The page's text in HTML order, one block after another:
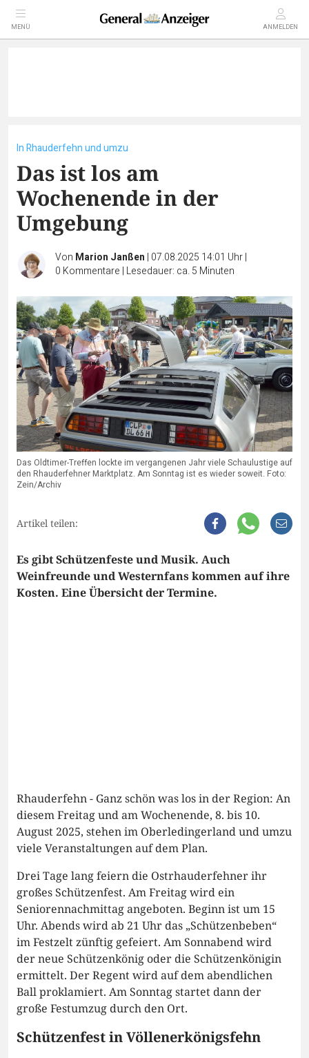
MENÜ ANMELDEN
In Rhauderfehn und umzu
Das ist los am
Wochenende in der
Umgebung
Von Marion Janßen | 07.08.2025 14:01 Uhr|
0 Kommentare | Lesedauer: ca. 5 Minuten
Das Oldtimer-Treffen lockte im vergangenen Jahr viele Schaulustige auf
den Rhauderfehner Marktplatz. Am Sonntag ist es wieder soweit. Foto:
Zein/Archiv
Artikel teilen:
Es gibt Schützenfeste und Musik. Auch
Weinfreunde und Westernfans kommen auf ihre
Kosten. Eine Übersicht der Termine.
Rhauderfehn - Ganz schön was los in der Region: An
diesem Freitag und am Wochenende, 8. bis 10.
August 2025, stehen im Oberledingerland und umzu
viele Veranstaltungen auf dem Plan.
Drei Tage lang feiern die Ostrhauderfehner ihr
großes Schützenfest. Am Freitag wird ein
Seniorennachmittag angeboten. Beginn ist um 15
Uhr. Abends wird ab 21 Uhr das „Schützenbeben“
im Festzelt zünftig gefeiert. Am Sonnabend wird
der neue Schützenkönig oder die Schützenkönigin
ermittelt. Der Regent wird auf dem abendlichen
Ball proklamiert. Am Sonntag startet dann der
große Festumzug durch den Ort.
Schützenfest in Völlenerkönigsfehn